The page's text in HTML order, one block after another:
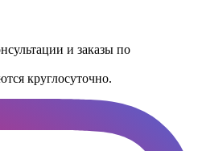
и заказы по
круглосуточно.